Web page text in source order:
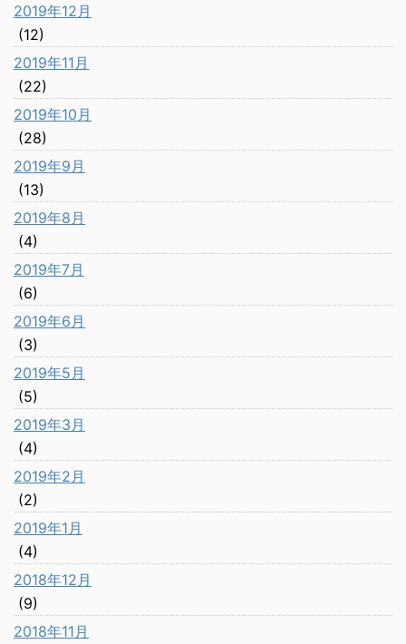
2019年12月
(12)
2019年11月
(22)
2019年10月
(28)
2019年9月
(13)
2019年8月
(4)
2019年7月
(6)
2019年6月
(3)
2019年5月
(5)
2019年3月
(4)
2019年2月
(2)
2019年1月
(4)
2018年12月
(9)
2018年11月